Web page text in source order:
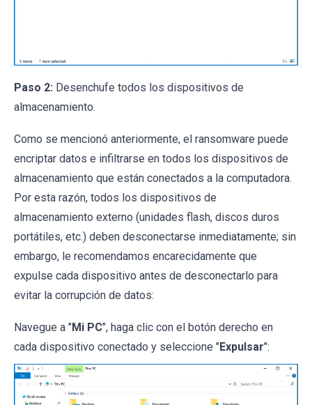
Paso 2: Desenchufe todos los dispositivos de
almacenamiento.
Como se mencionó anteriormente, el ransomware puede
encriptar datos e infiltrarse en todos los dispositivos de
almacenamiento que están conectados a la computadora.
Por esta razón, todos los dispositivos de
almacenamiento externo (unidades flash, discos duros
portátiles, etc.) deben desconectarse inmediatamente; sin
embargo, le recomendamos encarecidamente que
expulse cada dispositivo antes de desconectarlo para
evitar la corrupción de datos:
Navegue a "Mi PC", haga clic con el botón derecho en
cada dispositivo conectado y seleccione "Expulsar":